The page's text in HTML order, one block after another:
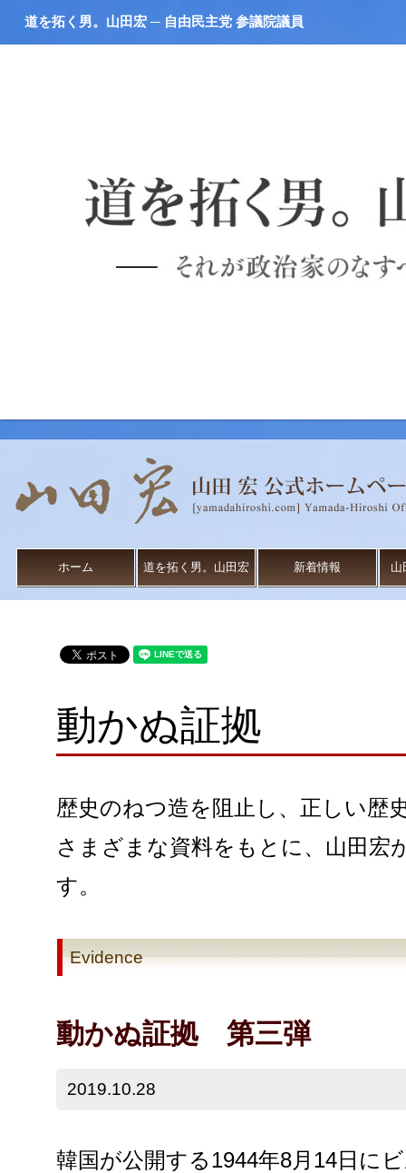
道を拓く男。山田宏 ─ 自由民主党 参議院議員
ホーム 道を拓く男。山田宏 新着情報 山
動かぬ証拠
歴史のねつ造を阻止し、正しい歴
さまざまな資料をもとに、山田宏
す。
Evidence
動かぬ証拠 第三弾
2019.10.28
韓国が公開する1944年8月14日に